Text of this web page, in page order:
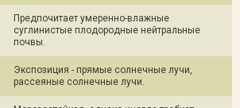
Предпочитает умеренно-влажные
суглинистые плодородные нейтральные
почвы.
Экспозиция - прямые солнечные лучи,
рассеяные солнечные лучи.